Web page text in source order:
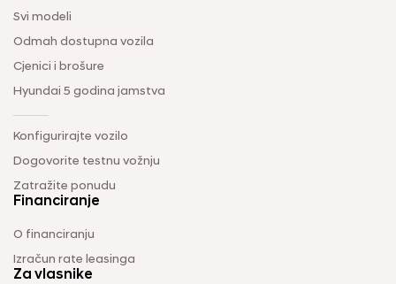
Svi modeli
Odmah dostupna vozila
Cjenici i brošure
Hyundai 5 godina jamstva
Konfigurirajte vozilo
Dogovorite testnu vožnju
Zatražite ponudu
Financiranje
O financiranju
Izračun rate leasinga
Za vlasnike